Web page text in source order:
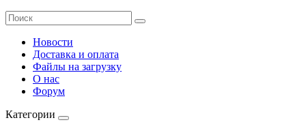
Новости
Доставка и оплата
Файлы на загрузку
О нас
Форум
Категории